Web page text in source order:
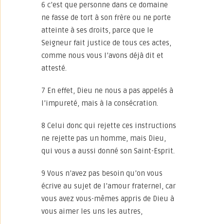
6 c’est que personne dans ce domaine
ne fasse de tort à son frère ou ne porte
atteinte à ses droits, parce que le
Seigneur fait justice de tous ces actes,
comme nous vous l’avons déjà dit et
attesté.
7 En effet, Dieu ne nous a pas appelés à
l’impureté, mais à la consécration.
8 Celui donc qui rejette ces instructions
ne rejette pas un homme, mais Dieu,
qui vous a aussi donné son Saint-Esprit.
9 Vous n’avez pas besoin qu’on vous
écrive au sujet de l’amour fraternel, car
vous avez vous-mêmes appris de Dieu à
vous aimer les uns les autres,